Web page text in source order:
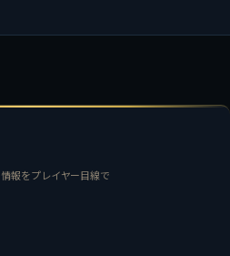
報をプレイヤー目線で